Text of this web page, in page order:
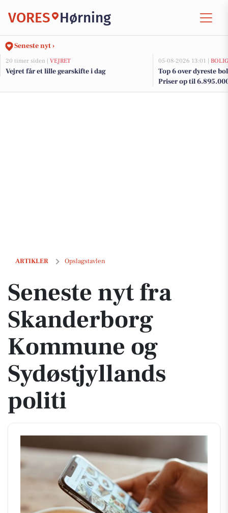
VORES Hørning
Seneste nyt ›
20 timer siden | VEJRET
Vejret får et lille gearskifte i dag
05-08-2026 13:01 |
Top 6 over dyreste
Priser op til
ARTIKLER Opslagstavlen
Seneste nyt fra Skanderborg Kommune og Sydøstjyllands politi
Seneste nyt fra
Skanderborg
Kommune og
Sydøstjyllands
politi